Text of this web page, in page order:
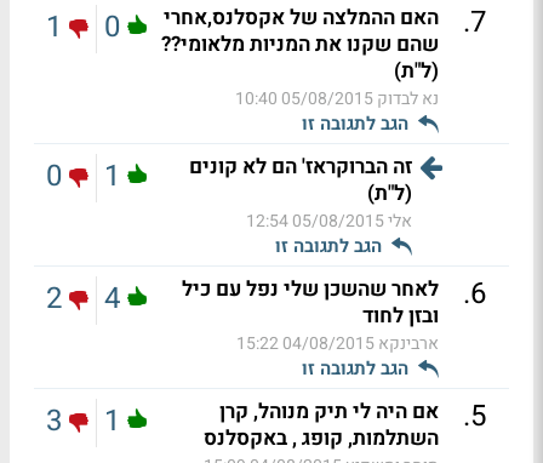
7
.
האם ההמלצה של אקסלנס,אחרי
שהם שקנו את המניות מלאומי??
(ל"ת)
נא לבדוק05/08/2015 10:40
הגב לתגובה זו
0
1
זה הברוקראז' הם לא קונים
(ל"ת)
אלי05/08/2015 12:54
הגב לתגובה זו
1
0
6
.
לאחר שהשכן שלי נפל עם כיל
ובזן לחוד
ארבינקא04/08/2015 15:22
הגב לתגובה זו
4
2
5
.
אם היה לי תיק מנוהל, קרן
השתלמות, קופג , באקסלנס
1
3